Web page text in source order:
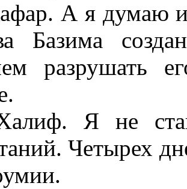
А я думаю
Базима
разрушать
Я не
Четырех